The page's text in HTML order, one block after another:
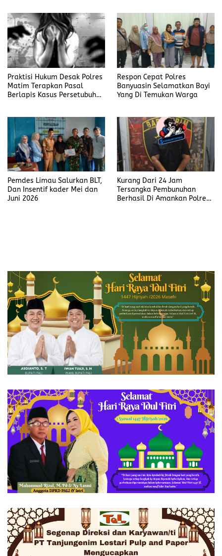
Praktisi Hukum Desak Polres
Matim Terapkan Pasal
Berlapis Kasus Persetubuhan
Respon Cepat Polres
Banyuasin Selamatkan Bayi
Yang Di Temukan Warga
Pemdes Limau Salurkan BLT,
Dan Insentif kader Mei dan
Juni 2026
Kurang Dari 24 Jam
Tersangka Pembunuhan
Berhasil Di Amankan Polres